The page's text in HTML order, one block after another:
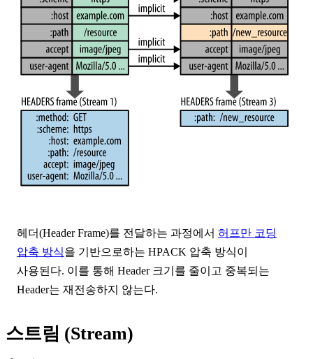
헤더(Header Frame)를 전달하는 과정에서 허프만 코딩
압축 방식을 기반으로하는 HPACK 압축 방식이
사용된다. 이를 통해 Header 크기를 줄이고 중복되는
Header는 재전송하지 않는다.
스트림 (Stream)